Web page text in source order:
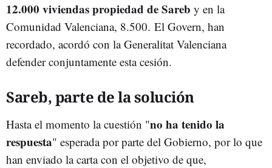
12.000 viviendas propiedad de Sareb y en la
Comunidad Valenciana, 8.500. El Govern, han
recordado, acordó con la Generalitat Valenciana
defender conjuntamente esta cesión.
Sareb, parte de la solución
Hasta el momento la cuestión "no ha tenido la
respuesta" esperada por parte del Gobierno, por lo que
han enviado la carta con el objetivo de que,